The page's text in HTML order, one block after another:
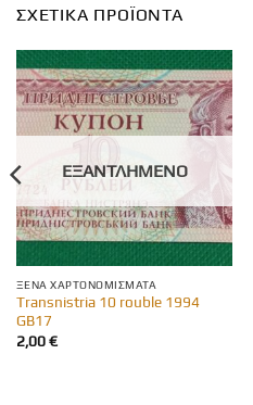
ΣΧΕΤΙΚΆ ΠΡΟΪΌΝΤΑ
ΕΞΑΝΤΛΗΜΈΝΟ
ΞΈΝΑ ΧΑΡΤΟΝΟΜΊΣΜΑΤΑ
Transnistria 10 rouble 1994
GB17
2,00€